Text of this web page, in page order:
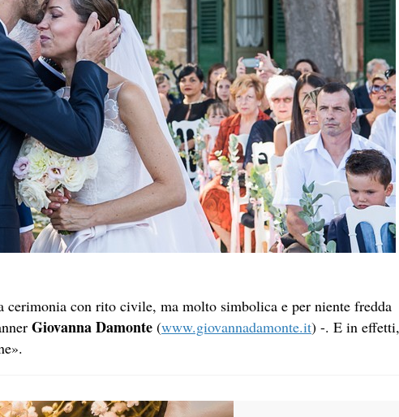
cerimonia con rito civile, ma molto simbolica e per niente fredda
Giovanna Damonte (www.giovannadamonte.it) -. E in effetti,